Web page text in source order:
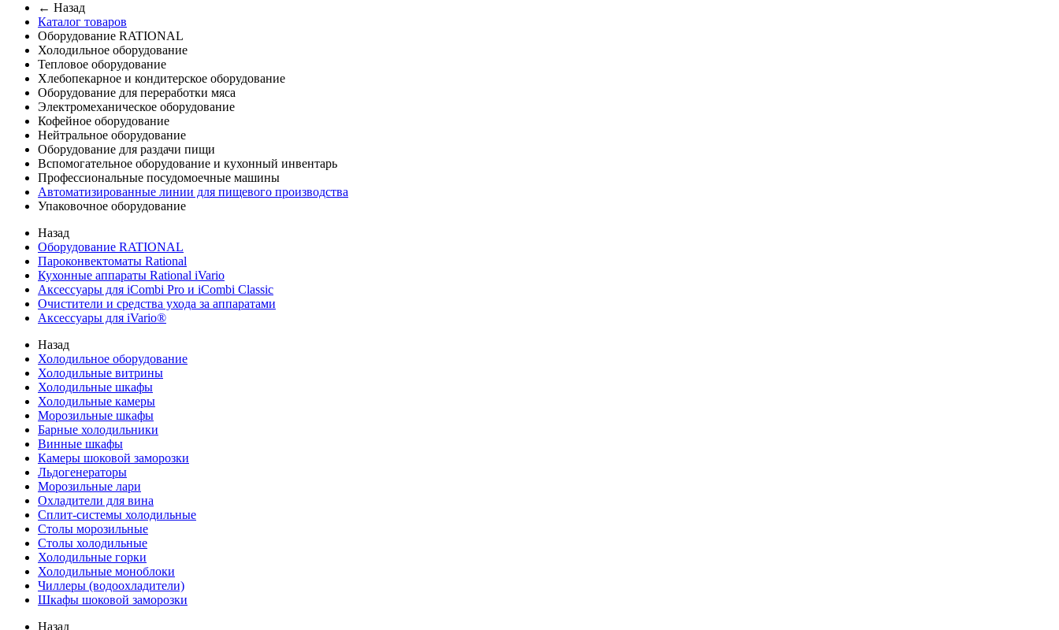
← Назад
Каталог товаров
Оборудование RATIONAL
Холодильное оборудование
Тепловое оборудование
Хлебопекарное и кондитерское оборудование
Оборудование для переработки мяса
Электромеханическое оборудование
Кофейное оборудование
Нейтральное оборудование
Оборудование для раздачи пищи
Вспомогательное оборудование и кухонный инвентарь
Профессиональные посудомоечные машины
Автоматизированные линии для пищевого производства
Упаковочное оборудование
Назад
Оборудование RATIONAL
Пароконвектоматы Rational
Кухонные аппараты Rational iVario
Аксессуары для iCombi Pro и iCombi Classic
Очистители и средства ухода за аппаратами
Аксессуары для iVario®
Назад
Холодильное оборудование
Холодильные витрины
Холодильные шкафы
Холодильные камеры
Морозильные шкафы
Барные холодильники
Винные шкафы
Камеры шоковой заморозки
Льдогенераторы
Морозильные лари
Охладители для вина
Сплит-системы холодильные
Столы морозильные
Столы холодильные
Холодильные горки
Холодильные моноблоки
Чиллеры (водоохладители)
Шкафы шоковой заморозки
Назад